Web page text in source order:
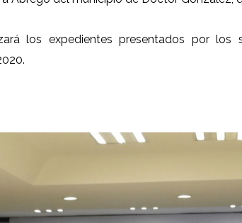
los expedientes presentados por